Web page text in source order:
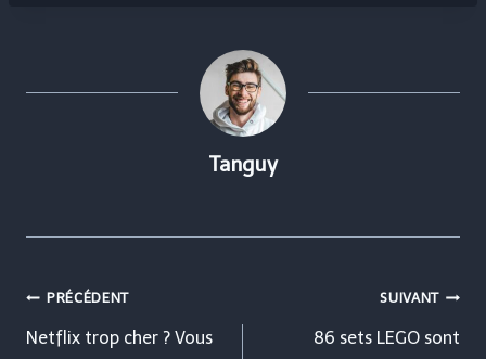
Tanguy
Navigation
de
PRÉCÉDENT
Netflix trop cher ? Vous
SUIVANT
86 sets LEGO sont